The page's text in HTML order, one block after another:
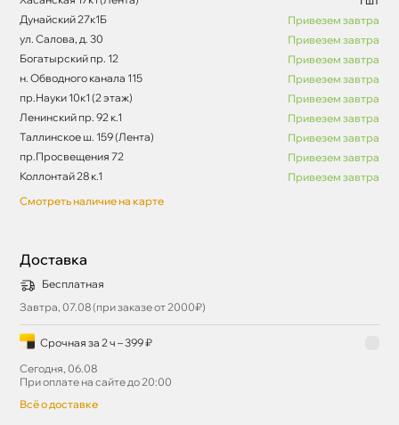
Дунайский 27к1Б
Привезем завтра
ул. Салова, д. 30
Привезем завтра
Богатырский пр. 12
Привезем завтра
н. Обводного канала 115
Привезем завтра
пр.Науки 10к1 (2 этаж)
Привезем завтра
Ленинский пр. 92 к.1
Привезем завтра
Таллинское ш. 159 (Лента)
Привезем завтра
пр.Просвещения 72
Привезем завтра
Коллонтай 28 к.1
Привезем завтра
Смотреть наличие на карте
Доставка
Бесплатная
Завтра, 07.08 (при заказе от 2000₽)
Срочная за 2 ч – 399 ₽
Сегодня, 06.08
При оплате на сайте до 20:00
сё о доставке